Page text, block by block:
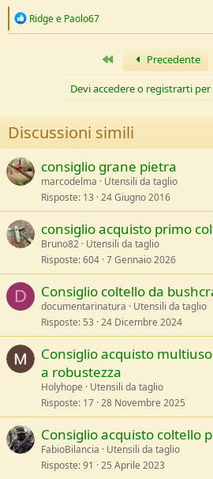
R
:
Ridgee Paolo67
Primo Precedente
Devi accedere o registrarti
Discussioni simili
consiglio grane pietra
marcodelma
Utensili da taglio
Risposte 13 24 Giugno 2016
consiglio acquisto primo
Bruno82 Utensili da taglio
Risposte 604 7 Gennaio 2026
D Consiglio coltello da
documentarinatura
Utensili da taglio
Risposte 53 24 Dicembre 2024
Consiglio acquisto
a robustezza
Holyhope
Utensili da taglio
Risposte 17 28 Novembre 2025
Consiglio acquisto coltello
FabioBilancia
Utensili da taglio
Risposte 91 25 Aprile 2023